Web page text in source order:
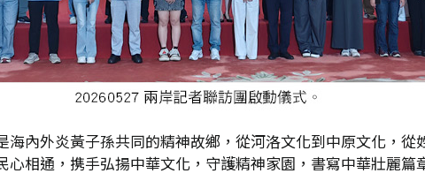
內外炎黃子孫共同的精神故鄉，從河洛文化到中原文化，
相通，携手弘揚中華文化，守護精神家園，書寫中華壯麗篇